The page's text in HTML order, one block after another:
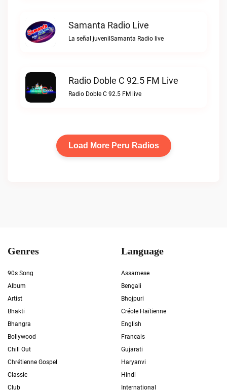
Samanta Radio Live
La señal juvenilSamanta Radio live
Radio Doble C 92.5 FM Live
Radio Doble C 92.5 FM live
Load More Peru Radios
Genres
90s Song
Album
Artist
Bhakti
Bhangra
Bollywood
Chill Out
Chrétienne Gospel
Classic
Club
Language
Assamese
Bengali
Bhojpuri
Créole Haïtienne
English
Francais
Gujarati
Haryanvi
Hindi
International